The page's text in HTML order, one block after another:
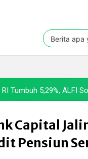
Berita apa
Tumbuh 5,29%, ALFI
Capital
Pensiun